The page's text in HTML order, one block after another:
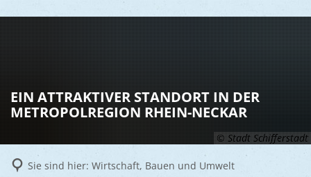
LEBEN
Vereine
Kinder
RATHAUS
© Stadt Schifferstadt
EIN ATTRAKTIVER STANDORT IN DER
METROPOLREGION RHEIN-NECKAR
Sie sind hier: Wirtschaft, Bauen und Umwelt